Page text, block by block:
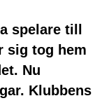
spelare till
sig tog hem
Nu
Klubbens